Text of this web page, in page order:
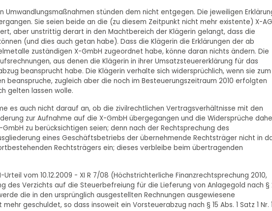
Umwandlungsmaßnahmen stünden dem nicht entgegen. Die jeweiligen
Sie seien beide an die (zu diesem Zeitpunkt nicht mehr existente) X-AG
aber unstrittig derart in den Machtbereich der Klägerin gelangt, dass die
(und dies auch getan habe). Dass die Klägerin die Erklärungen der ab
zuständigen X-GmbH zugeordnet habe, könne daran nichts ändern. Die
aus denen die Klägerin in ihrer Umsatzsteuererklärung für das
beansprucht habe. Die Klägerin verhalte sich widersprüchlich, wenn sie zum
beanspruche, zugleich aber die noch im Besteuerungszeitraum 2010 erfolgten
gelten lassen wolle.
es auch nicht darauf an, ob die zivilrechtlichen Vertragsverhältnisse mit den
zur Aufnahme auf die X-GmbH übergegangen und die Widersprüche
zu berücksichtigen seien; denn nach der Rechtsprechung des
eines Geschäftsbetriebs der übernehmende Rechtsträger nicht in
Rechtsträgers ein; dieses verbleibe beim übertragenden
vom 10.12.2009 - XI R 7/08 (Höchstrichterliche Finanzrechtsprechung 2010,
des Verzichts auf die Steuerbefreiung für die Lieferung von Anlagegold nach §
die in den ursprünglich ausgestellten Rechnungen ausgewiesene
geschuldet, so dass insoweit ein Vorsteuerabzug nach § 15 Abs. 1 Satz 1 Nr. 1